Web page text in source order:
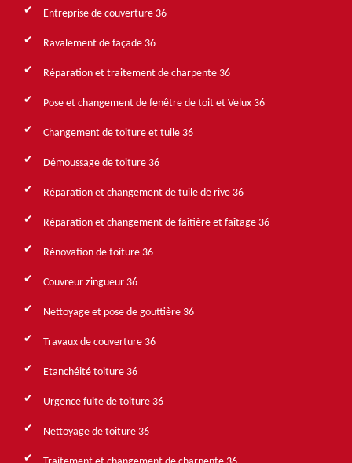
Entreprise de couverture 36
Ravalement de façade 36
Réparation et traitement de charpente 36
Pose et changement de fenêtre de toit et Velux 36
Changement de toiture et tuile 36
Démoussage de toiture 36
Réparation et changement de tuile de rive 36
Réparation et changement de faîtière et faîtage 36
Rénovation de toiture 36
Couvreur zingueur 36
Nettoyage et pose de gouttière 36
Travaux de couverture 36
Etanchéité toiture 36
Urgence fuite de toiture 36
Nettoyage de toiture 36